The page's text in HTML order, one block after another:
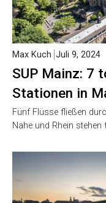
SUP Mainz: 7
Stationen in
Max Kuch Juli 9, 2024
Fünf Flüsse fließen
Nahe und Rhein